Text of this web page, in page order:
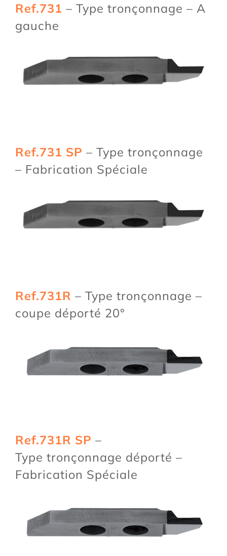
Ref.731 – Type tronçonnage – A
gauche
Ref.731 SP – Type tronçonnage
– Fabrication Spéciale
Ref.731R – Type tronçonnage –
coupe déporté 20°
Ref.731R SP –
Type tronçonnage déporté –
Fabrication Spéciale